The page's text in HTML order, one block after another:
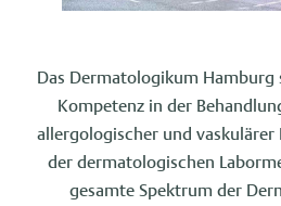
Das Dermatologikum
Kompetenz in der
allergologischer und vaskulärer
der dermatologischen
gesamte Spektrum der